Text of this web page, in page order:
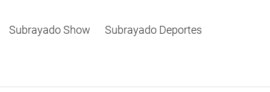
Subrayado Show Subrayado Deportes